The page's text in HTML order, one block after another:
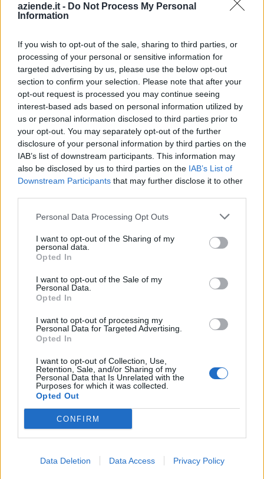
aziende.it - Do Not Process My Personal
Information
If you wish to opt-out of the sale, sharing to third parties, or
processing of your personal or sensitive information for
targeted advertising by us, please use the below opt-out
section to confirm your selection. Please note that after your
opt-out request is processed you may continue seeing
interest-based ads based on personal information utilized by
us or personal information disclosed to third parties prior to
your opt-out. You may separately opt-out of the further
disclosure of your personal information by third parties on the
IAB’s list of downstream participants. This information may
also be disclosed by us to third parties on the IAB’s List of
Downstream Participants that may further disclose it to other
Personal Data Processing Opt Outs
I want to opt-out of the Sharing of my
personal data.
Opted In
I want to opt-out of the Sale of my
Personal Data.
Opted In
I want to opt-out of processing my
Personal Data for Targeted Advertising.
Opted In
I want to opt-out of Collection, Use,
Retention, Sale, and/or Sharing of my
Personal Data that Is Unrelated with the
Purposes for which it was collected.
Opted Out
CONFIRM
Data Deletion Data Access Privacy Policy
formazione continua per la concessioni di aiuti di stato
esentati ai s
5.824 euro
2023-05-30
Contributo a fondo perduto [e modifiche ai sensi
della decisione SA. 62668 e decisione C(2022) 171 final)
SA 101076)
agenzia delle entrate
3.952 euro
2023-03-30
esenzioni fiscali e crediti d'imposta adottati a
seguito della crisi economica causata dall'epidemia di
3.611 euro
2022-11-25
Esonero dal versamento dei contributi previdenziali
indeterminato nel bienni
inps
2021-11-24
esenzioni fiscali e crediti d'imposta adottati a
seguito della crisi economica causata dall'epidemia di
COVID-19 [con mo
agenzia delle entrate
1.934 euro
2020-11-26
Emergenza COVID-19: interventi a sostegno delle
Camera di commercio di Alessandria-Asti